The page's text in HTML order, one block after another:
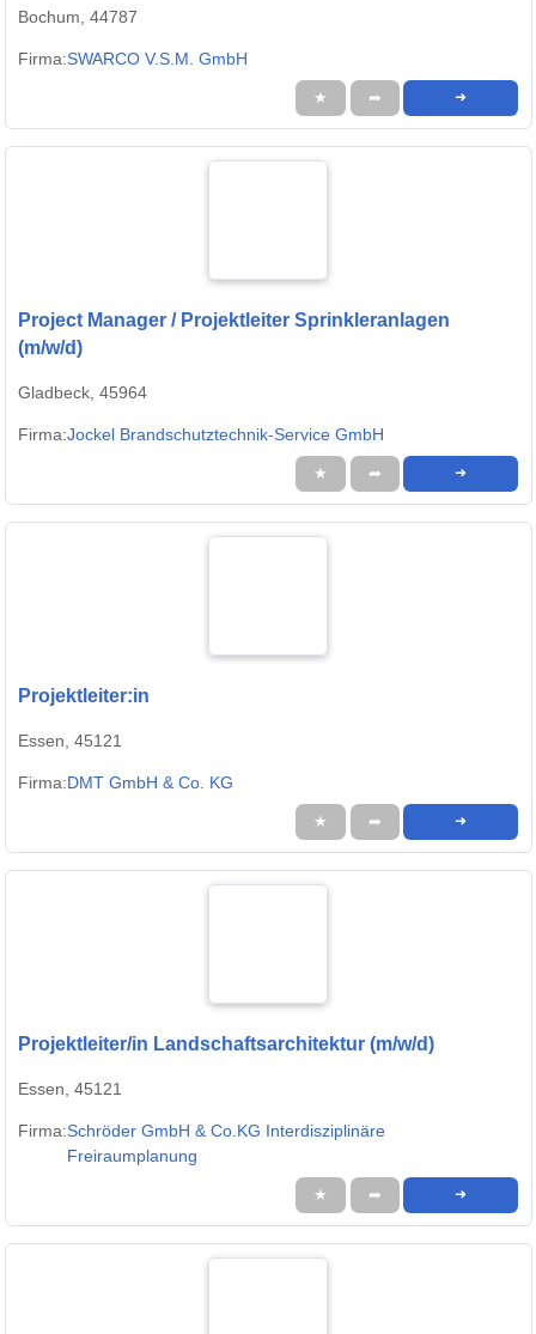
Bochum, 44787
Firma:SWARCO V.S.M. GmbH
★ ➦ ➜
Project Manager / Projektleiter Sprinkleranlagen
(m/w/d)
Gladbeck, 45964
Firma:Jockel Brandschutztechnik-Service GmbH
★ ➦ ➜
Projektleiter:in
Essen, 45121
Firma:DMT GmbH & Co. KG
★ ➦ ➜
Projektleiter/in Landschaftsarchitektur (m/w/d)
Essen, 45121
Firma:Schröder GmbH & Co.KG Interdisziplinäre
Freiraumplanung
★ ➦ ➜